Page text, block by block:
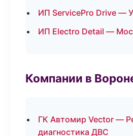
ИП ServicePro Drive —
ИП Electro Detail —
Компании в
ГК Автомир Vector —
диагностика ДВС